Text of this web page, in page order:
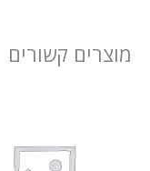
מוצרים קשורים